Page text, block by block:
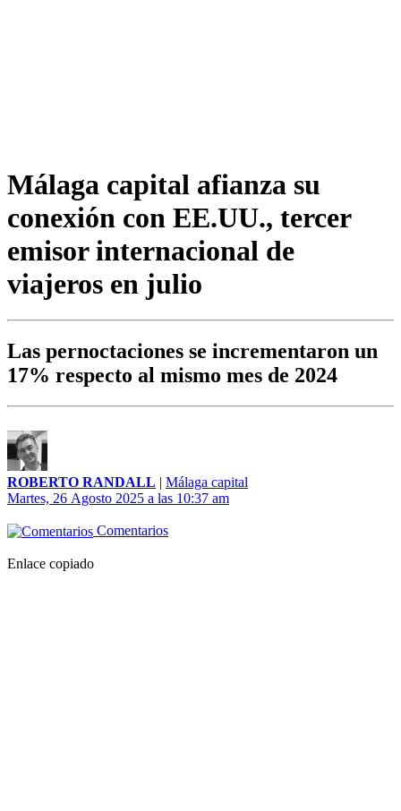
Málaga capital afianza su
conexión con EE.UU., tercer
emisor internacional de
viajeros en julio
Las pernoctaciones se incrementaron un
17% respecto al mismo mes de 2024
ROBERTO RANDALL | Málaga capital
Martes, 26 Agosto 2025 a las 10:37 am
Comentarios
Enlace copiado